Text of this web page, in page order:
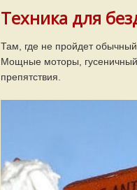
Техника для
Там, где не пройдет
Мощные моторы,
препятствия.